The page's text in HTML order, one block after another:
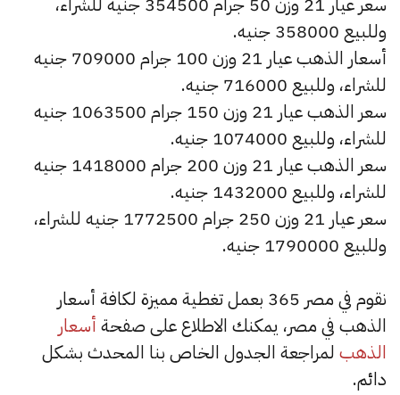
وللبيع 358000 جنيه.
أسعار الذهب عيار 21 وزن 100 جرام 709000 جنيه
للشراء، وللبيع 716000 جنيه.
سعر الذهب عيار 21 وزن 150 جرام 1063500 جنيه
للشراء، وللبيع 1074000 جنيه.
سعر الذهب عيار 21 وزن 200 جرام 1418000 جنيه
للشراء، وللبيع 1432000 جنيه.
سعر عيار 21 وزن 250 جرام 1772500 جنيه للشراء،
وللبيع 1790000 جنيه.
نقوم في مصر 365 بعمل تغطية مميزة لكافة أسعار
الذهب في مصر، يمكنك الاطلاع على صفحة أسعار
الذهب لمراجعة الجدول الخاص بنا المحدث بشكل
دائم.